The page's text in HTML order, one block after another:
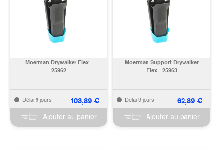
Moerman Drywalker Flex -
25962
Délai 9 jours 103,89€
Ajouter au panier
Moerman Support Drywalker
Flex - 25963
Délai 9 jours 62,89€
Ajouter au panier